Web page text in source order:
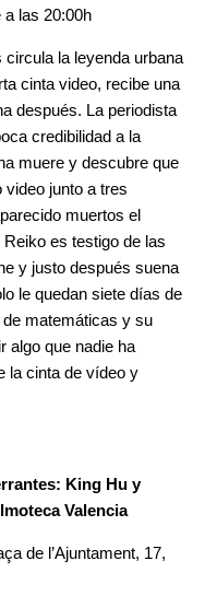
a las 20:00h
la leyenda urbana
cinta video, recibe una
después. La periodista
credibilidad a la
muere y descubre que
junto a tres
muertos el
es testigo de las
y justo después suena
le quedan siete días de
matemáticas y su
algo que nadie ha
la cinta de vídeo y
King Hu y
Valencia
de l’Ajuntament, 17,